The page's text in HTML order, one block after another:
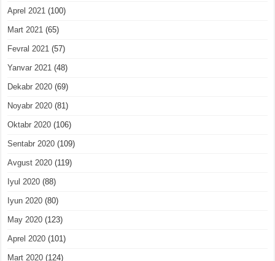
Aprel 2021 (100)
Mart 2021 (65)
Fevral 2021 (57)
Yanvar 2021 (48)
Dekabr 2020 (69)
Noyabr 2020 (81)
Oktabr 2020 (106)
Sentabr 2020 (109)
Avgust 2020 (119)
Iyul 2020 (88)
Iyun 2020 (80)
May 2020 (123)
Aprel 2020 (101)
Mart 2020 (124)